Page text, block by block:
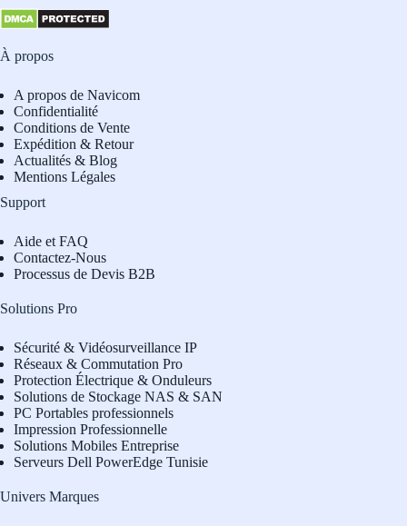
À propos
A propos de Navicom
Confidentialité
Conditions de Vente
Expédition & Retour
Actualités & Blog
Mentions Légales
Support
Aide et FAQ
Contactez-Nous
Processus de Devis B2B
Solutions Pro
Sécurité & Vidéosurveillance IP
Réseaux & Commutation Pro
Protection Électrique & Onduleurs
Solutions de Stockage NAS & SAN
PC Portables professionnels
Impression Professionnelle
Solutions Mobiles Entreprise
Serveurs Dell PowerEdge Tunisie
Univers Marques